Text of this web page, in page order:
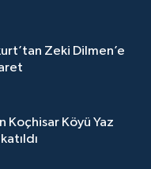
Zeki Dilmen’e
Koçhisar Köyü Yaz